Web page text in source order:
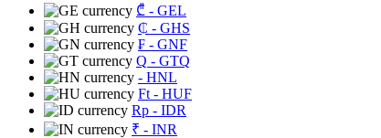
₾ - GEL
₵ - GHS
₣ - GNF
Q - GTQ
- HNL
Ft - HUF
Rp - IDR
₹ - INR